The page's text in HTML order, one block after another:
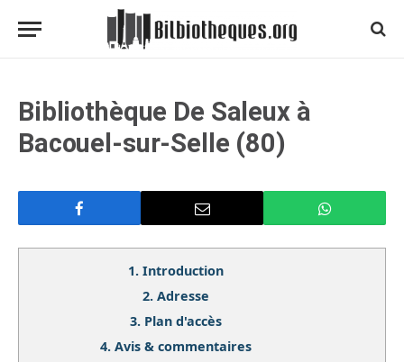
Bibliothèque De Saleux à
Bacouel-sur-Selle (80)
1. Introduction
2. Adresse
3. Plan d'accès
4. Avis & commentaires